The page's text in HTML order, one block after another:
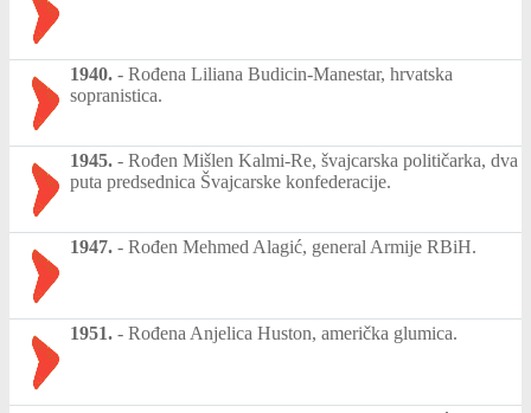
1940. - Rođena Liliana Budicin-Manestar, hrvatska
sopranistica.
1945. - Rođen Mišlen Kalmi-Re, švajcarska političarka, dva
puta predsednica Švajcarske konfederacije.
1947. - Rođen Mehmed Alagić, general Armije RBiH.
1951. - Rođena Anjelica Huston, američka glumica.